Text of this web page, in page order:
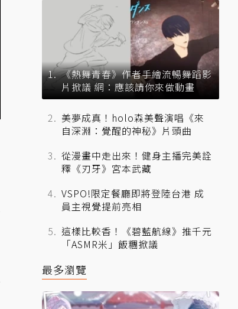
《熱舞青春》作者手繪流暢舞蹈影
片掀議 網：應該請你來做動畫
美夢成真！holo森美聲演唱《來
自深淵：覺醒的神秘》片頭曲
從漫畫中走出來！健身主播完美詮
釋《刃牙》宮本武藏
VSPO!限定餐廳即將登陸台港 成
員主視覺提前亮相
這樣比較香！《碧藍航線》推千元
「ASMR米」飯糰掀議
最多瀏覽